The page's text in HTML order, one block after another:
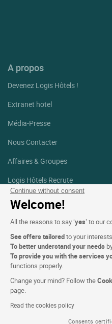
Continue without consent
Welcome!
All the reasons to say ‘yes’ to our
See offers tailoredto your
To better understand your needs
To provide you with the services
functions properly.
Change your mind? Follow the
page.
Read the cookies policy
Consents
A propos
Devenez Logis Hôtels !
Extranet hotel
Média-Presse
Nous Contacter
Affaires & Groupes
Logis Hôtels Recrute
Suivez-nous
Facebook
Linkedin